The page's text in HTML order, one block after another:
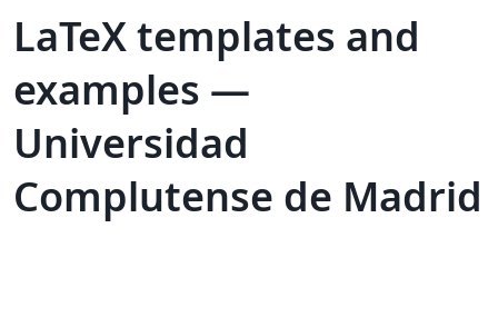
LaTeX templates and
examples —
Universidad
Complutense de Madrid